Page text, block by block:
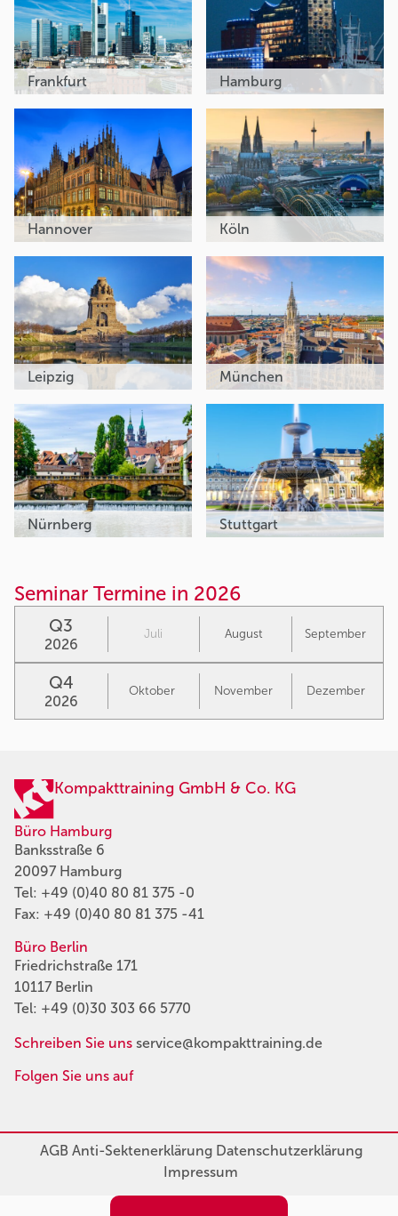
Frankfurt Hamburg
Hannover Köln
Leipzig München
Nürnberg Stuttgart
Seminar Termine in 2026
Q3
2026
Juli August September
Q4
2026
Oktober November Dezember
Kompakttraining GmbH & Co. KG
Büro Hamburg
Banksstraße 6
20097 Hamburg
Tel: +49 (0)40 80 81 375 -0
Fax: +49 (0)40 80 81 375 -41
Büro Berlin
Friedrichstraße 171
10117 Berlin
Tel: +49 (0)30 303 66 5770
Schreiben Sie uns service@kompakttraining.de
Folgen Sie uns auf
AGBAnti-SektenerklärungDatenschutzerklärung
Impressum